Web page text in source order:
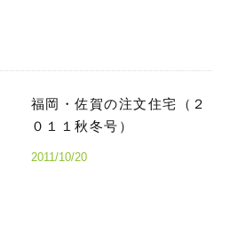
福岡・佐賀の注文住宅（２
０１１秋冬号）
2011/10/20